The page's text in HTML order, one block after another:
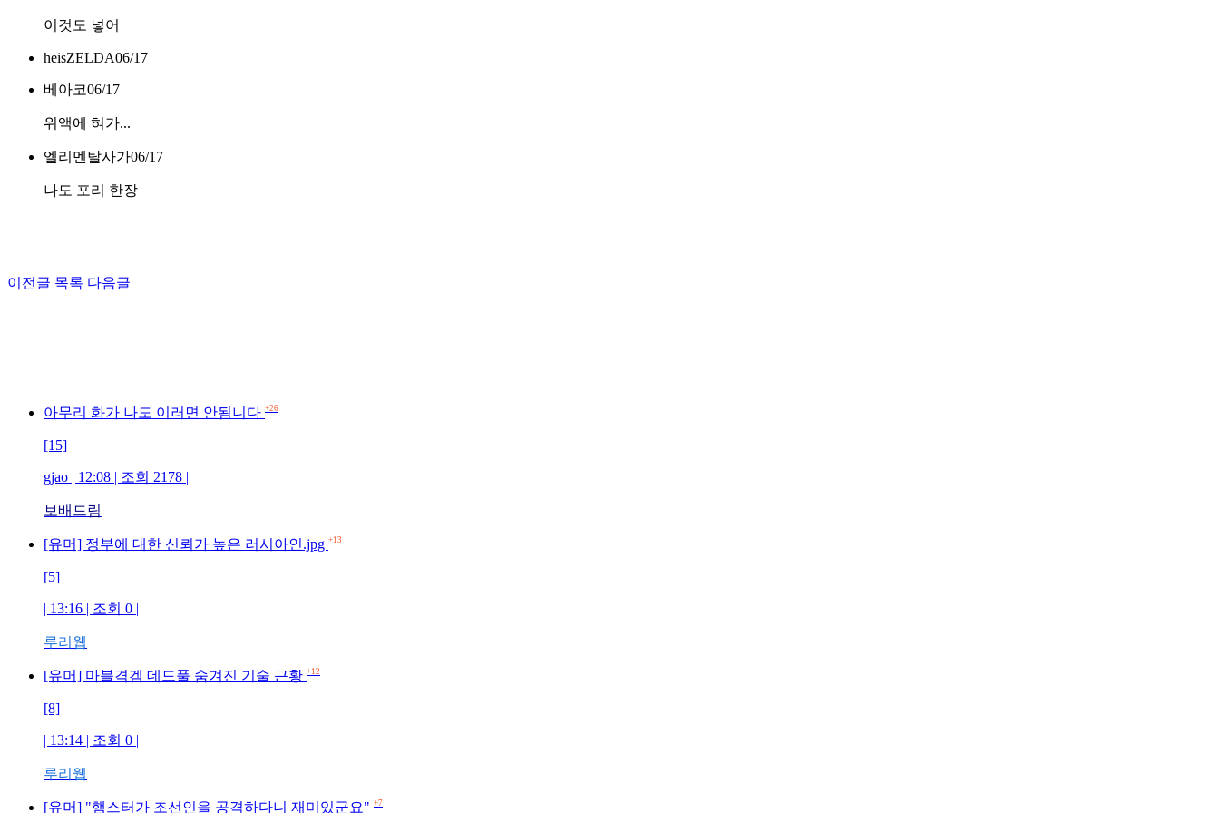
이것도 넣어
heisZELDA06/17
베아코06/17
위액에 혀가...
엘리멘탈사가06/17
나도 포리 한장
이전글 목록 다음글
아무리 화가 나도 이러면 안됨니다 +26
[15]
gjao | 12:08 | 조회 2178 |
보배드림
[유머] 정부에 대한 신뢰가 높은 러시아인.jpg +13
[5]
| 13:16 | 조회 0 |
루리웹
[유머] 마블격겜 데드풀 숨겨진 기술 근황 +12
[8]
| 13:14 | 조회 0 |
루리웹
[유머] "햄스터가 조선인을 공격하다니 재미있군요" +7